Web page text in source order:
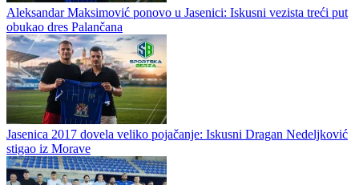
Aleksandar Maksimović ponovo u Jasenici: Iskusni vezista treći put
obukao dres Palančana
Jasenica 2017 dovela veliko pojačanje: Iskusni Dragan Nedeljković
stigao iz Morave